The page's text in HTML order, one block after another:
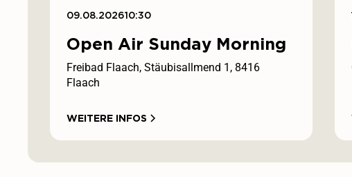
09.08.202610:30
Open Air Sunday Morning
Freibad Flaach, Stäubisallmend 1, 8416
Flaach
WEITERE INFOS